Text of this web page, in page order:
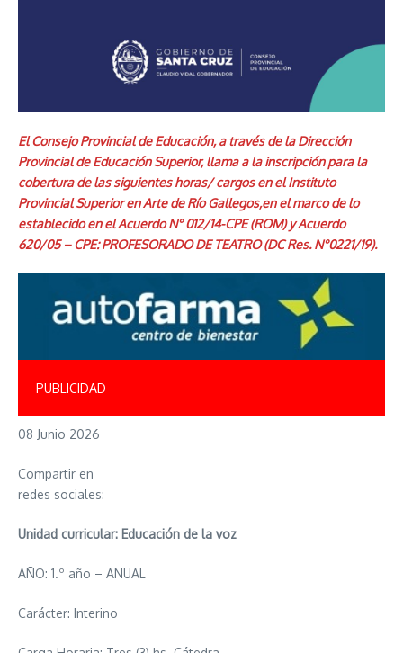
El Consejo Provincial de Educación, a través de la Dirección
Provincial de Educación Superior, llama a la inscripción para la
cobertura de las siguientes horas/ cargos en el Instituto
Provincial Superior en Arte de Río Gallegos,en el marco de lo
establecido en el Acuerdo N° 012/14-CPE (ROM) y Acuerdo
620/05 – CPE: PROFESORADO DE TEATRO (DC Res. N°0221/19).
PUBLICIDAD
08 Junio 2026
Compartir en
redes sociales:
Unidad curricular: Educación de la voz
AÑO: 1.º año – ANUAL
Carácter: Interino